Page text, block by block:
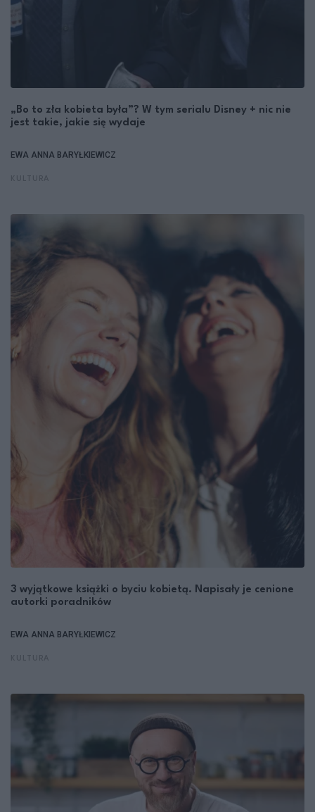
„Bo to zła kobieta była”? W tym serialu Disney + nic nie
jest takie, jakie się wydaje
EWA ANNA BARYŁKIEWICZ
3 wyjątkowe książki o byciu kobietą. Napisały je cenione
autorki poradników
EWA ANNA BARYŁKIEWICZ